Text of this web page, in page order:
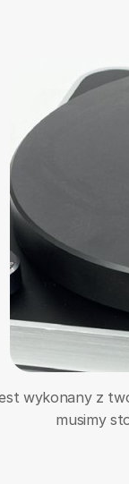
wykonany z
musimy